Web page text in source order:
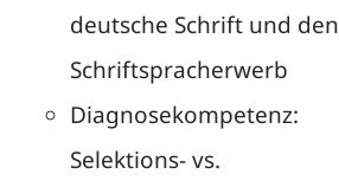
deutsche Schrift und den
Schriftspracherwerb
Diagnosekompetenz:
Selektions- vs.